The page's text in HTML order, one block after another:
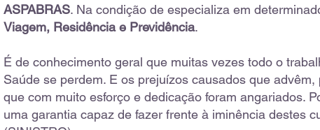
ASPABRAS. Na condição de especializa em
Viagem, Residência e Previdência.
É de conhecimento geral que muitas vezes todo o
Saúde se perdem. E os prejuízos causados que
que com muito esforço e dedicação foram angariados.
uma garantia capaz de fazer frente à iminência destes